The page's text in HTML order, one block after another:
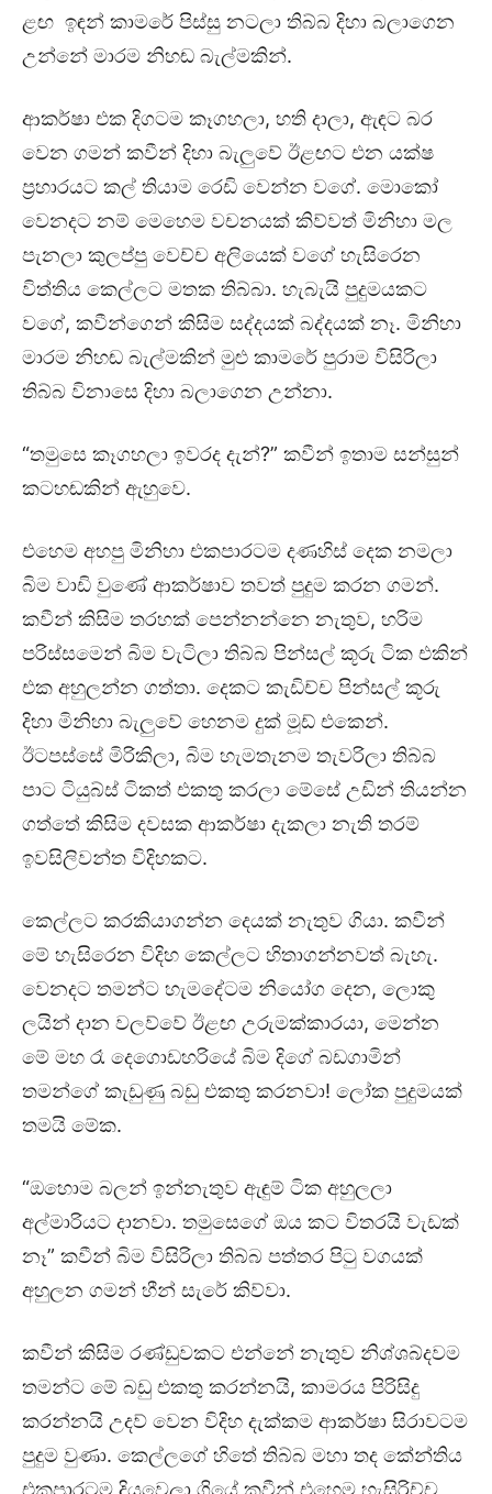
ළඟ ඉඳන් කාමරේ පිස්සු නටලා තිබ්බ දිහා බලාගෙන
උන්නේ මාරම නිහඬ බැල්මකින්.
ආකර්ෂා එක දිගටම කෑගහලා, හති දාලා, ඇඳට බර
වෙන ගමන් කවීන් දිහා බැලුවේ ඊළඟට එන යක්ෂ
ප්‍රහාරයට කල් තියාම රෙඩි වෙන්න වගේ. මොකෝ
වෙනදට නම් මෙහෙම වචනයක් කිව්වත් මිනිහා මල
පැනලා කුලප්පු වෙච්ච අලියෙක් වගේ හැසිරෙන
විත්තිය කෙල්ලට මතක තිබ්බා. හැබැයි පුදුමයකට
වගේ, කවීන්ගෙන් කිසිම සද්දයක් බද්දයක් නෑ. මිනිහා
මාරම නිහඬ බැල්මකින් මුළු කාමරේ පුරාම විසිරිලා
තිබ්බ විනාසෙ දිහා බලාගෙන උන්නා.
“තමුසෙ කෑගහලා ඉවරද දැන්?” කවීන් ඉතාම සන්සුන්
කටහඬකින් ඇහුවෙ.
එහෙම අහපු මිනිහා එකපාරටම දණහිස් දෙක නමලා
බිම වාඩි වුණේ ආකර්ෂාව තවත් පුදුම කරන ගමන්.
කවීන් කිසිම තරහක් පෙන්නන්නෙ නැතුව, හරිම
පරිස්සමෙන් බිම වැටිලා තිබ්බ පින්සල් කූරු ටික එකින්
එක අහුලන්න ගත්තා. දෙකට කැඩිච්ච පින්සල් කූරු
දිහා මිනිහා බැලුවේ හෙනම දුක් මූඩ් එකෙන්.
ඊටපස්සේ මිරිකිලා, බිම හැමතැනම තැවරිලා තිබ්බ
පාට ටියුබ්ස් ටිකත් එකතු කරලා මේසේ උඩින් තියන්න
ගත්තේ කිසිම දවසක ආකර්ෂා දැකලා නැති තරම්
ඉවසිලිවන්ත විදිහකට.
කෙල්ලට කරකියාගන්න දෙයක් නැතුව ගියා. කවීන්
මේ හැසිරෙන විදිහ කෙල්ලට හිතාගන්නවත් බැහැ.
වෙනදට තමන්ට හැමදේටම නියෝග දෙන, ලොකු
ලයින් දාන වලව්වේ ඊළඟ උරුමක්කාරයා, මෙන්න
මේ මහ රෑ දෙගොඩහරියේ බිම දිගේ බඩගාමින්
තමන්ගේ කැඩුණු බඩු එකතු කරනවා! ලෝක පුදුමයක්
තමයි මේක.
“ඔහොම බලන් ඉන්නැතුව ඇඳුම් ටික අහුලලා
අල්මාරියට දානවා. තමුසෙගේ ඔය කට විතරයි වැඩක්
නෑ” කවීන් බිම විසිරිලා තිබ්බ පත්තර පිටු වගයක්
අහුලන ගමන් හීන් සැරේ කිව්වා.
කවීන් කිසිම රණ්ඩුවකට එන්නේ නැතුව නිශ්ශබ්දවම
තමන්ට මේ බඩු එකතු කරන්නයි, කාමරය පිරිසිදු
කරන්නයි උදව් වෙන විදිහ දැක්කම ආකර්ෂා සිරාවටම
පුදුම වුණා. කෙල්ලගේ හිතේ තිබ්බ මහා තද කේන්තිය
එකපාරටම දියවෙලා ගියේ කවීන් එහෙම හැසිරිච්ච